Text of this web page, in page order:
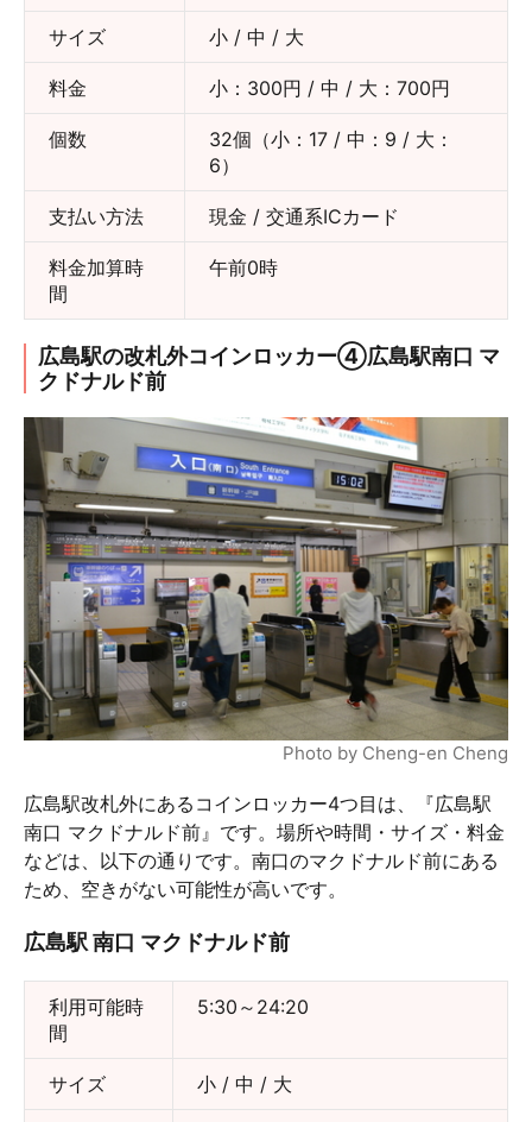
サイズ 小 / 中 / 大
料金 小：300円 / 中 / 大：700円
個数
32個（小：17 / 中：9 / 大：
6）
支払い方法 現金 / 交通系ICカード
料金加算時
間
午前0時
広島駅の改札外コインロッカー④広島駅南口 マ
クドナルド前
Photo by Cheng-en Cheng
広島駅改札外にあるコインロッカー4つ目は、『広島駅
南口 マクドナルド前』です。場所や時間・サイズ・料金
などは、以下の通りです。南口のマクドナルド前にある
ため、空きがない可能性が高いです。
広島駅 南口 マクドナルド前
利用可能時
間
5:30～24:20
サイズ 小 / 中 / 大